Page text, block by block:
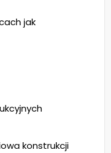
jak
konstrukcji